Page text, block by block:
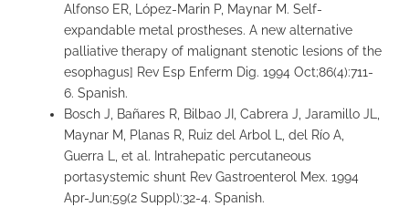
Alfonso ER, López-Marin P, Maynar M. Self-
expandable metal prostheses. A new alternative
palliative therapy of malignant stenotic lesions of the
esophagus] Rev Esp Enferm Dig. 1994 Oct;86(4):711-
6. Spanish.
Bosch J, Bañares R, Bilbao JI, Cabrera J, Jaramillo JL,
Maynar M, Planas R, Ruiz del Arbol L, del Río A,
Guerra L, et al. Intrahepatic percutaneous
portasystemic shunt Rev Gastroenterol Mex. 1994
Apr-Jun;59(2 Suppl):32-4. Spanish.